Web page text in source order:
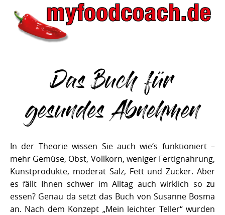
Das Buch für
gesundes Abnehmen
In der Theorie wissen Sie auch wie‘s funktioniert –
mehr Gemüse, Obst, Vollkorn, weniger Fertignahrung,
Kunstprodukte, moderat Salz, Fett und Zucker. Aber
es fällt Ihnen schwer im Alltag auch wirklich so zu
essen? Genau da setzt das Buch von Susanne Bosma
an. Nach dem Konzept „Mein leichter Teller“ wurden